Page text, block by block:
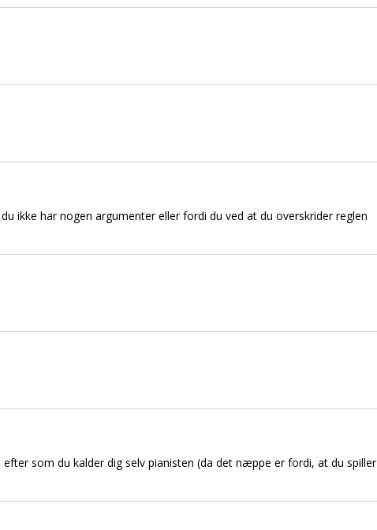
ikke har nogen argumenter eller fordi du ved at du overskrider reglen
som du kalder dig selv pianisten (da det næppe er fordi, at du spiller